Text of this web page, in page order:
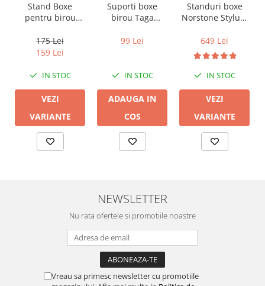
Stand Boxe
pentru birou
175 Lei
159 Lei
IN STOC
VEZI
VARIANTE
Suporti boxe
birou Taga
20D
99 Lei
IN STOC
ADAUGA IN
COS
Standuri boxe
Norstone Stylum
649 Lei
IN STOC
VEZI
VARIANTE
NEWSLETTER
Nu rata ofertele si promotiile noastre
Vreau sa primesc newsletter cu promotiile